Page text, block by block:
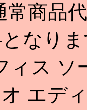
常商品
なりま
ス ソ
エデ